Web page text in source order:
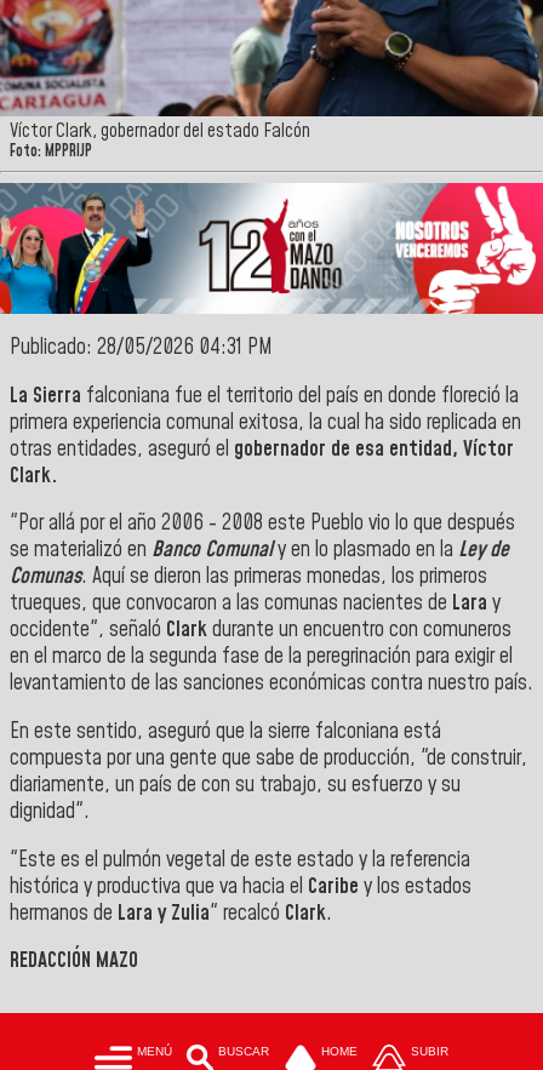
Víctor Clark, gobernador del estado Falcón
Foto: MPPRIJP
Publicado: 28/05/2026 04:31 PM
La Sierra falconiana fue el territorio del país en donde floreció la
primera experiencia comunal exitosa, la cual ha sido replicada en
otras entidades, aseguró el gobernador de esa entidad, Víctor
Clark.
"Por allá por el año 2006 - 2008 este Pueblo vio lo que después
se materializó en Banco Comunaly en lo plasmado en la Ley de
Comunas. Aquí se dieron las primeras monedas, los primeros
trueques, que convocaron a las comunas nacientes de Lara y
occidente", señaló Clarkdurante un encuentro con comuneros
en el marco de la segunda fase de la peregrinación para exigir el
levantamiento de las sanciones económicas contra nuestro país.
En este sentido, aseguró que la sierre falconiana está
compuesta por una gente que sabe de producción, "de construir,
diariamente, un país de con su trabajo, su esfuerzo y su
dignidad".
"Este es el pulmón vegetal de este estado y la referencia
histórica y productiva que va hacia el Caribe y los estados
hermanos de Lara y Zulia" recalcó Clark.
REDACCIÓN MAZO
MENÚ BUSCAR HOME SUBIR